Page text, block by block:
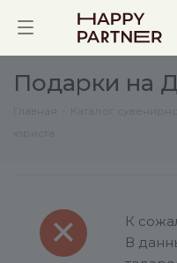
Подарки на
К
В